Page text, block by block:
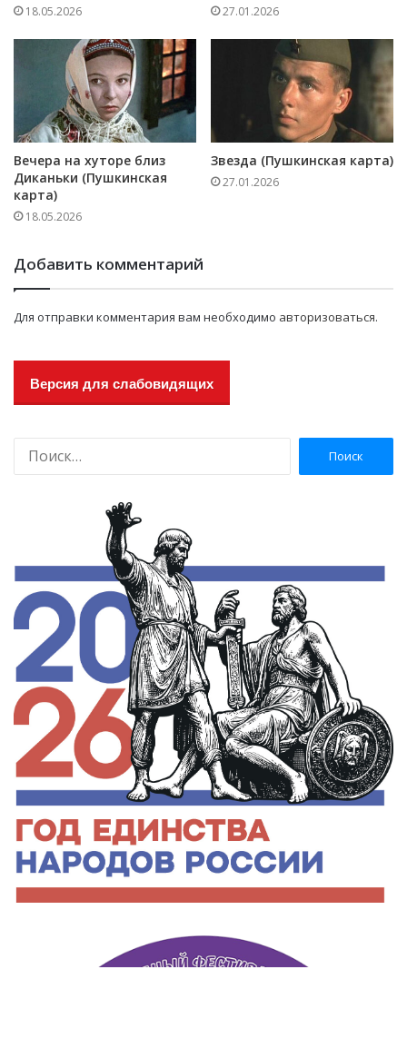
18.05.2026 27.01.2026
Вечера на хуторе близ
Диканьки (Пушкинская
карта)
18.05.2026
Звезда (Пушкинская карта)
27.01.2026
Добавить комментарий
Для отправки комментария вам необходимо авторизоваться.
Версия для слабовидящих